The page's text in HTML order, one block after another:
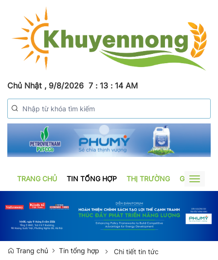
Chủ Nhật , 9/8/2026 7 : 13 : 15 AM
TRANG CHỦ TIN TỔNG HỢP THỊ TRƯỜNG GƯƠNG
Toggle
Trang chủ Tin tổng hợp Chi tiết tin tức